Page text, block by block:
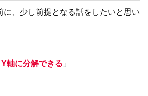
に、少し前提となる話をしたいと思い
軸に分解できる 」